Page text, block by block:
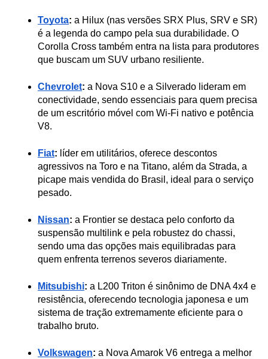
Toyota: a Hilux (nas versões SRX Plus, SRV e SR)
é a legenda do campo pela sua durabilidade. O
Corolla Cross também entra na lista para produtores
que buscam um SUV urbano resiliente.
Chevrolet: a Nova S10 e a Silverado lideram em
conectividade, sendo essenciais para quem precisa
de um escritório móvel com Wi-Fi nativo e potência
V8.
Fiat: líder em utilitários, oferece descontos
agressivos na Toro e na Titano, além da Strada, a
picape mais vendida do Brasil, ideal para o serviço
pesado.
Nissan: a Frontier se destaca pelo conforto da
suspensão multilink e pela robustez do chassi,
sendo uma das opções mais equilibradas para
quem enfrenta terrenos severos diariamente.
Mitsubishi: a L200 Triton é sinônimo de DNA 4x4 e
resistência, oferecendo tecnologia japonesa e um
sistema de tração extremamente eficiente para o
trabalho bruto.
Volkswagen: a Nova Amarok V6 entrega a melhor